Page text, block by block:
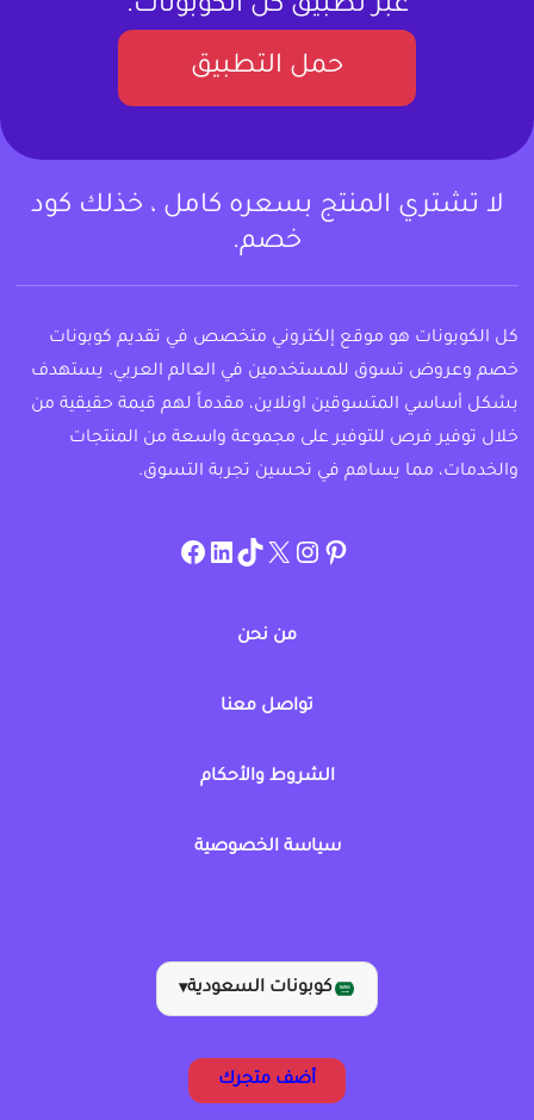
عبر تطبيق كل الكوبونات.
حمل التطبيق
لا تشتري المنتج بسعره كامل ، خذلك كود
خصم.
كل الكوبونات هو موقع إلكتروني متخصص في تقديم كوبونات
خصم وعروض تسوق للمستخدمين في العالم العربي. يستهدف
بشكل أساسي المتسوقين اونلاين، مقدماً لهم قيمة حقيقية من
خلال توفير فرص للتوفير على مجموعة واسعة من المنتجات
والخدمات، مما يساهم في تحسين تجربة التسوق.
pinterest
allcouponat
twitter
TikTok
linkedin
facebook
من نحن
تواصل معنا
الشروط والأحكام
سياسة الخصوصية
كوبونات السعودية▾
أضف متجرك